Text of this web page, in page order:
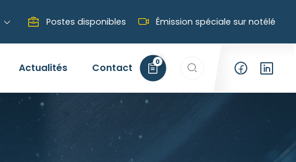
Postes disponibles Émission spéciale sur notélé
Actualités Contact 0 Rechercher…